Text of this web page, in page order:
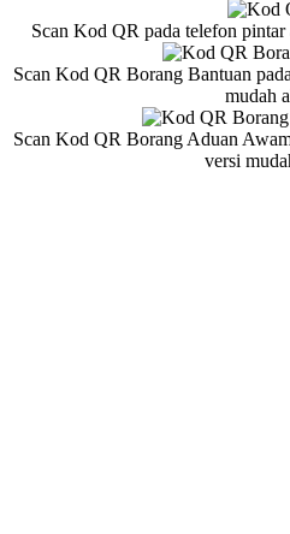
Scan Kod QR pada telefon
Scan Kod QR Borang Bantuan
mudah
Scan Kod QR Borang Aduan
versi